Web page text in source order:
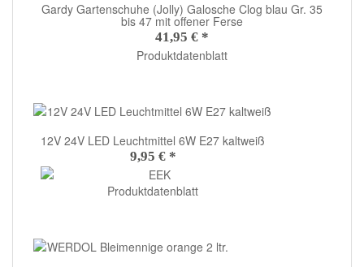
Gardy Gartenschuhe (Jolly) Galosche Clog blau Gr. 35
bis 47 mit offener Ferse
41,95 € *
Produktdatenblatt
12V 24V LED Leuchtmittel 6W E27 kaltweiß
9,95 € *
Produktdatenblatt